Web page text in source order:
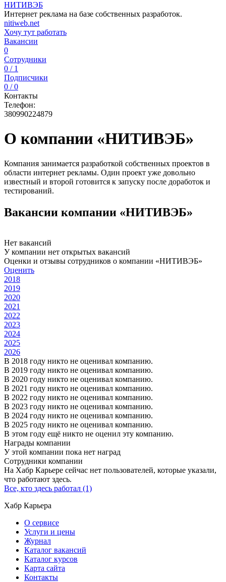
НИТИВЭБ
Интернет реклама на базе собственных разработок.
nitiweb.net
Хочу тут работать
Вакансии
0
Сотрудники
0 / 1
Подписчики
0 / 0
Контакты
Телефон:
380990224879
О компании «НИТИВЭБ»
Компания занимается разработкой собственных проектов в
области интернет рекламы. Один проект уже довольно
известный и второй готовится к запуску после доработок и
тестирований.
Вакансии компании «НИТИВЭБ»
Нет вакансий
У компании нет открытых вакансий
Оценки и отзывы сотрудников о компании «НИТИВЭБ»
Оценить
2018
2019
2020
2021
2022
2023
2024
2025
2026
В 2018 году никто не оценивал компанию.
В 2019 году никто не оценивал компанию.
В 2020 году никто не оценивал компанию.
В 2021 году никто не оценивал компанию.
В 2022 году никто не оценивал компанию.
В 2023 году никто не оценивал компанию.
В 2024 году никто не оценивал компанию.
В 2025 году никто не оценивал компанию.
В этом году ещё никто не оценил эту компанию.
Награды компании
У этой компании пока нет наград
Сотрудники компании
На Хабр Карьере сейчас нет пользователей, которые указали,
что работают здесь.
Все, кто здесь работал (1)
Хабр Карьера
О сервисе
Услуги и цены
Журнал
Каталог вакансий
Каталог курсов
Карта сайта
Контакты